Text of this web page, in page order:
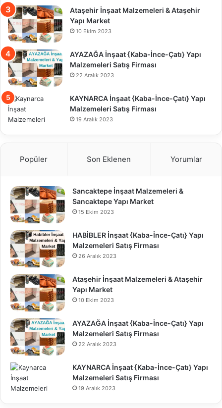
Ataşehir İnşaat Malzemeleri & Ataşehir
Yapı Market
10 Ekim 2023
AYAZAĞA İnşaat {Kaba-İnce-Çatı} Yapı
Malzemeleri Satış Firması
22 Aralık 2023
KAYNARCA İnşaat {Kaba-İnce-Çatı} Yapı
Malzemeleri Satış Firması
19 Aralık 2023
Popüler Son Eklenen Yorumlar
Sancaktepe İnşaat Malzemeleri &
Sancaktepe Yapı Market
15 Ekim 2023
HABİBLER İnşaat {Kaba-İnce-Çatı} Yapı
Malzemeleri Satış Firması
26 Aralık 2023
Ataşehir İnşaat Malzemeleri & Ataşehir
Yapı Market
10 Ekim 2023
AYAZAĞA İnşaat {Kaba-İnce-Çatı} Yapı
Malzemeleri Satış Firması
22 Aralık 2023
KAYNARCA İnşaat {Kaba-İnce-Çatı} Yapı
Malzemeleri Satış Firması
19 Aralık 2023